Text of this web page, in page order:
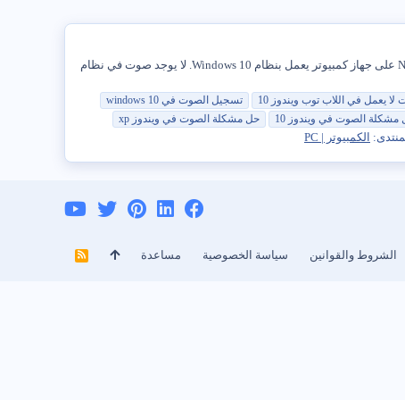
أبلغ المستخدمون عن مشكلة Sound Not Working في نظام التشغيل Windows 10. يمكنك العثور أدناه على الخطوات لإصلاح مشكلة No Sound على جهاز كمبيوتر يعمل بنظام Windows 10. لا يوجد صوت في نظام
لا يعمل في اللاب توب ويندوز 10 تسجيل الصوت في 10
مشكلة الصوت في ويندوز 10 حل مشكلة الصوت في ويندوز
الكمبيوتر | PC
الشروط والقوانين سياسة الخصوصية مساعدة
R